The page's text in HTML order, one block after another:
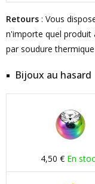
Retours : Vous
n'importe quel produit
par soudure
Bijoux au hasard
4,50 € En